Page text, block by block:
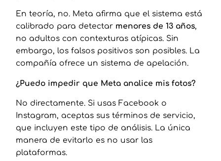
En teoría, no. Meta afirma que el sistema está
calibrado para detectar menores de 13 años,
no adultos con contexturas atípicas. Sin
embargo, los falsos positivos son posibles. La
compañía ofrece un sistema de apelación.
¿Puedo impedir que Meta analice mis fotos?
No directamente. Si usas Facebook o
Instagram, aceptas sus términos de servicio,
que incluyen este tipo de análisis. La única
manera de evitarlo es no usar las
plataformas.